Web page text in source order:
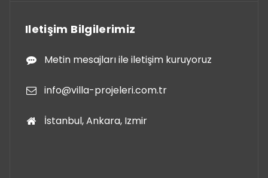
Iletişim Bilgilerimiz
Metin mesajları ile iletişim kuruyoruz
info@villa-projeleri.com.tr
İstanbul, Ankara, Izmir